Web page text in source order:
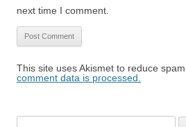
next time I comment.
This site uses Akismet to reduce spam.
comment data is processed.